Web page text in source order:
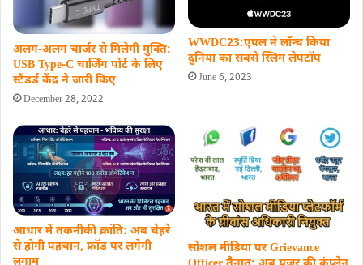
अलग-अलग चार्जर से मिलेगी मुक्‍ति:
USB Type-C चार्जिंग पोर्ट के लिए
स्टैंडर्ड केंद्र ने जारी किए
December 28, 2022
WWDC23:एपल ने लॉन्च किया
दुनिया का सबसे स्लिम लेपटॉप
June 6, 2023
आधार में तकनीकी क्रांति: अब चेहरे
से होगी पहचान, फ्रॉड पर लगेगी
सोशल मीडिया पर Grievance